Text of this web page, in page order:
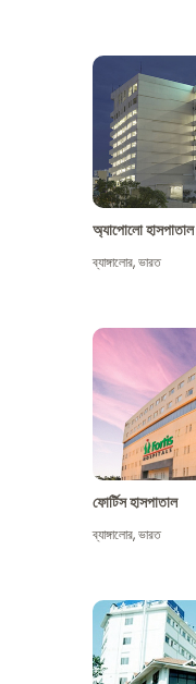
অ্যাপোলো হাসপাতাল
ব্যাঙ্গালোর,ভারত
ফোর্টিস হাসপাতাল
ব্যাঙ্গালোর,ভারত